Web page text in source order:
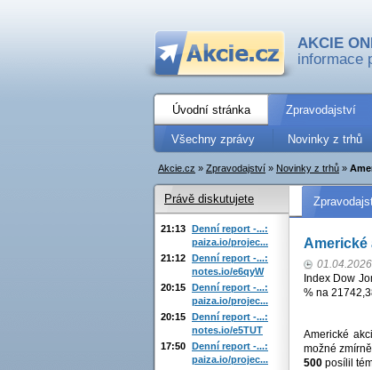
AKCIE
informace
Úvodní stránka Zpravodajství
Všechny zprávy Novinky z trhů
Akcie.cz » Zpravodajství » Novinky z trhů »
Americké
Index Dow
% na
Americké
možné
500 posílil
Právě diskutujete
21:13 Denní report -...:
paiza.io/projec...
21:12 Denní report -...:
notes.io/e6qyW
20:15 Denní report -...:
paiza.io/projec...
20:15 Denní report -...:
notes.io/e5TUT
17:50 Denní report -...:
paiza.io/projec...